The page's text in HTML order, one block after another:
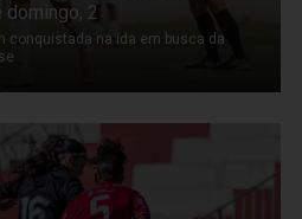
domingo, 2
conquistada na ida em busca da